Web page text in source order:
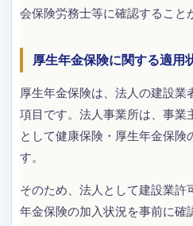
会保険労務士等に確認すること
厚生年金保険に関する適用
厚生年金保険は、法人の建設業
項目です。法人事業所は、事業
として健康保険・厚生年金保険
す。
そのため、法人として建設業許
年金保険の加入状況を事前に確